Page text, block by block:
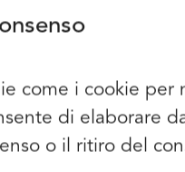
come i cookie per
di elaborare
o il ritiro del
ogni
l'e-mail e